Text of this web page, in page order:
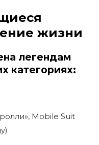
жизни
легендам
категориях:
Mobile Suit